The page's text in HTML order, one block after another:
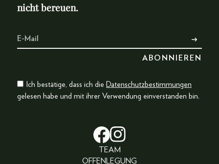
nicht bereuen.
Ich bestätige, dass ich die Datenschutzbestimmungen
gelesen habe und mit ihrer Verwendung einverstanden bin.
TEAM
OFFENLEGUNG